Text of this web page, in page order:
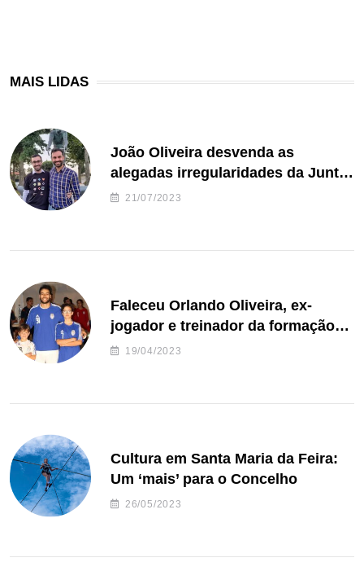
MAIS LIDAS
João Oliveira desvenda as
alegadas irregularidades da Junta
de Freguesia S. João de Ver
21/07/2023
Faleceu Orlando Oliveira, ex-
jogador e treinador da formação
de andebol do Feirense
19/04/2023
Cultura em Santa Maria da Feira:
Um ‘mais’ para o Concelho
26/05/2023